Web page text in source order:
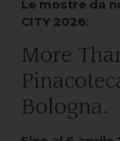
Le mostre da
CITY 2026:
More
Bologna.